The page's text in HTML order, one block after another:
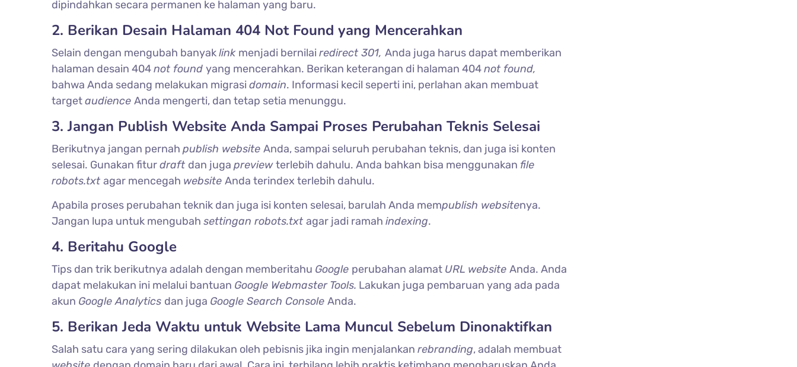
dipindahkan secara permanen ke halaman yang baru.
2. Berikan Desain Halaman 404 Not Found yang Mencerahkan
Selain dengan mengubah banyaklink menjadi bernilai redirect 301, Anda juga harus dapat memberikan
halaman desain 404not found yang mencerahkan. Berikan keterangan di halaman 404not found,
bahwa Anda sedang melakukan migrasi domain. Informasi kecil seperti ini, perlahan akan membuat
targetaudience Anda mengerti, dan tetap setia menunggu.
3. Jangan Publish Website Anda Sampai Proses Perubahan Teknis Selesai
Berikutnya jangan pernah publish website Anda, sampai seluruh perubahan teknis, dan juga isi konten
selesai. Gunakan fiturdraft dan juga previewterlebih dahulu. Anda bahkan bisa menggunakan file
robots.txt agar mencegah website Anda terindex terlebih dahulu.
Apabila proses perubahan teknik dan juga isi konten selesai, barulah Anda mempublish websitenya.
Jangan lupa untuk mengubah settingan robots.txt agar jadi ramah indexing.
4. Beritahu Google
Tips dan trik berikutnya adalah dengan memberitahu Google perubahan alamat URL website Anda. Anda
dapat melakukan ini melalui bantuan Google Webmaster Tools. Lakukan juga pembaruan yang ada pada
akun Google Analytics dan juga Google Search Console Anda.
5. Berikan Jeda Waktu untuk Website Lama Muncul Sebelum Dinonaktifkan
Salah satu cara yang sering dilakukan oleh pebisnis jika ingin menjalankan rebranding, adalah membuat